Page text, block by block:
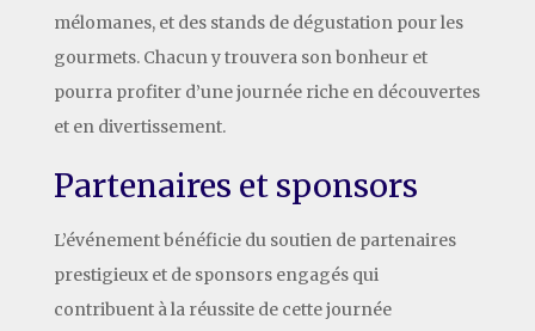
mélomanes, et des stands de dégustation pour les
gourmets. Chacun y trouvera son bonheur et
pourra profiter d’une journée riche en découvertes
et en divertissement.
Partenaires et sponsors
L’événement bénéficie du soutien de partenaires
prestigieux et de sponsors engagés qui
contribuent à la réussite de cette journée